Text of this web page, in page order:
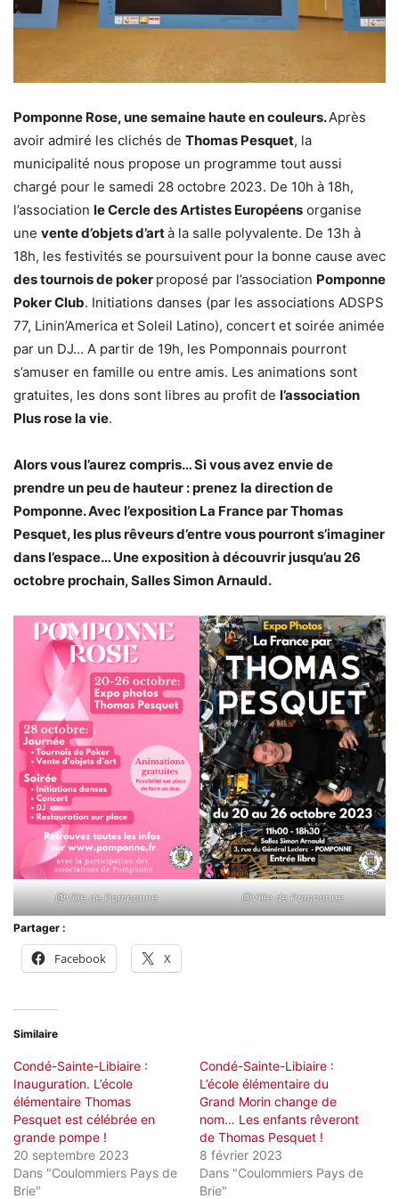
Pomponne Rose, une semaine haute en couleurs.Après
avoir admiré les clichés de Thomas Pesquet, la
municipalité nous propose un programme tout aussi
chargé pour le samedi 28 octobre 2023. De 10h à 18h,
l’association le Cercle des Artistes Européens organise
une vente d’objets d’artà la salle polyvalente. De 13h à
18h, les festivités se poursuivent pour la bonne cause avec
des tournois de poker proposé par l’association Pomponne
Poker Club. Initiations danses (par les associations ADSPS
77, Linin’America et Soleil Latino), concert et soirée animée
par un DJ… A partir de 19h, les Pomponnais pourront
s’amuser en famille ou entre amis. Les animations sont
gratuites, les dons sont libres au profit de l’association
Plus rose la vie.
Alors vous l’aurez compris… Si vous avez envie de
prendre un peu de hauteur : prenez la direction de
Pomponne. Avec l’exposition La France par Thomas
Pesquet, les plus rêveurs d’entre vous pourront s’imaginer
dans l’espace… Une exposition à découvrir jusqu’au 26
octobre prochain, Salles Simon Arnauld.
@Ville de Pomponne @Ville de Pomponne
Partager :
Facebook X
Similaire
Condé-Sainte-Libiaire :
Inauguration. L’école
élémentaire Thomas
Pesquet est célébrée en
grande pompe !
20 septembre 2023
Dans "Coulommiers Pays de
Brie"
Condé-Sainte-Libiaire :
L’école élémentaire du
Grand Morin change de
nom… Les enfants rêveront
de Thomas Pesquet !
8 février 2023
Dans "Coulommiers Pays de
Brie"